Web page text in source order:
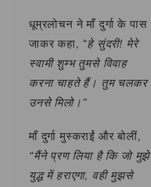
धूम्रलोचन ने माँ दुर्गा के पास
जाकर कहा, “हे सुंदरी! मेरे
स्वामी शुम्भ तुमसे विवाह
करना चाहते हैं। तुम चलकर
उनसे मिलो।”
माँ दुर्गा मुस्कराईं और बोलीं,
“मैंने प्रण लिया है कि जो मुझे
युद्ध में हराएगा, वही मुझसे